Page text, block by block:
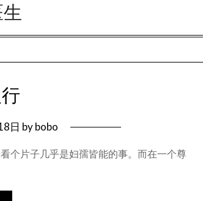
日 bybobo
个片子几乎是妇孺皆能的事。而在一个尊